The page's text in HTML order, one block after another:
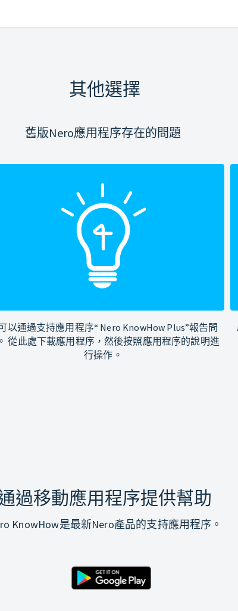
其他選擇
舊版Nero應用程序存在的問題
以通過支持應用程序“ Nero KnowHow Plus”報告問
從此處下載應用程序，然後按照應用程序的說明進
行操作。
過移動應用程序提供幫助
KnowHow是最新Nero產品的支持應用程序。